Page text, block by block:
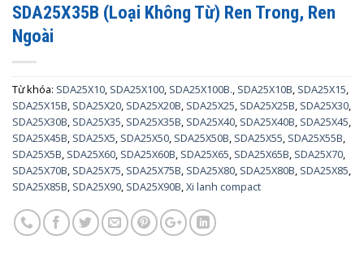
SDA25X35B (Loại Không Từ) Ren Trong, Ren
Ngoài
Từ khóa: SDA25X10, SDA25X100, SDA25X100B., SDA25X10B, SDA25X15,
SDA25X15B, SDA25X20, SDA25X20B, SDA25X25, SDA25X25B, SDA25X30,
SDA25X30B, SDA25X35, SDA25X35B, SDA25X40, SDA25X40B, SDA25X45,
SDA25X45B, SDA25X5, SDA25X50, SDA25X50B, SDA25X55, SDA25X55B,
SDA25X5B, SDA25X60, SDA25X60B, SDA25X65, SDA25X65B, SDA25X70,
SDA25X70B, SDA25X75, SDA25X75B, SDA25X80, SDA25X80B, SDA25X85,
SDA25X85B, SDA25X90, SDA25X90B,Xi lanh compact